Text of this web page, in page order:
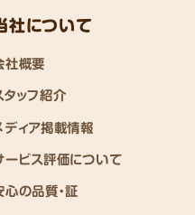
社について
社概要
タッフ紹介
ディア掲載情報
ービス評価について
心の品質・証